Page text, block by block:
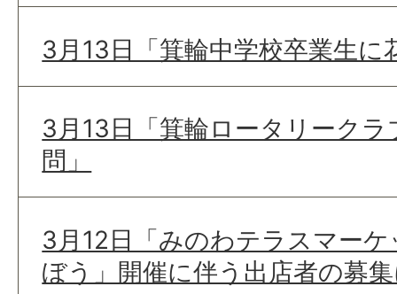
3月13日「箕輪中学校卒業生
3月13日「箕輪ロータリークラ
問」
3月12日「みのわテラスマー
ぼう」開催に伴う出店者の募